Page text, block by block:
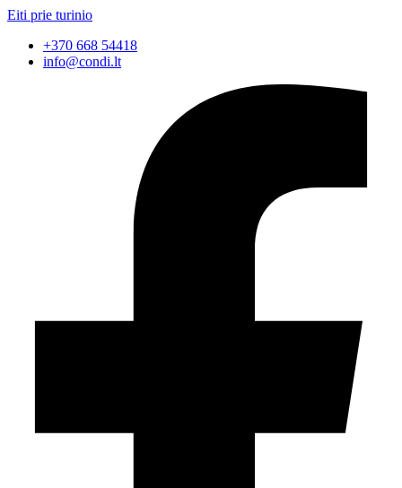
Eiti prie turinio
+370 668 54418
info@condi.lt